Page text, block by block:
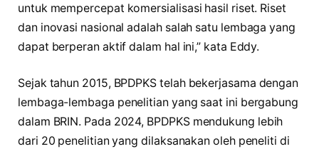
untuk mempercepat komersialisasi hasil riset. Riset
dan inovasi nasional adalah salah satu lembaga yang
dapat berperan aktif dalam hal ini,” kata Eddy.
Sejak tahun 2015, BPDPKS telah bekerjasama dengan
lembaga-lembaga penelitian yang saat ini bergabung
dalam BRIN. Pada 2024, BPDPKS mendukung lebih
dari 20 penelitian yang dilaksanakan oleh peneliti di